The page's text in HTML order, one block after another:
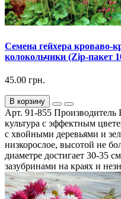
Семена гейхера кроваво-
колокольчики (Zip-пакет
45.00 грн.
В корзину
Арт. 91-855
культура с эффектным
с хвойными деревьями и
низкорослое, высотой не
диаметре достигает 30-35
зазубринами на краях и